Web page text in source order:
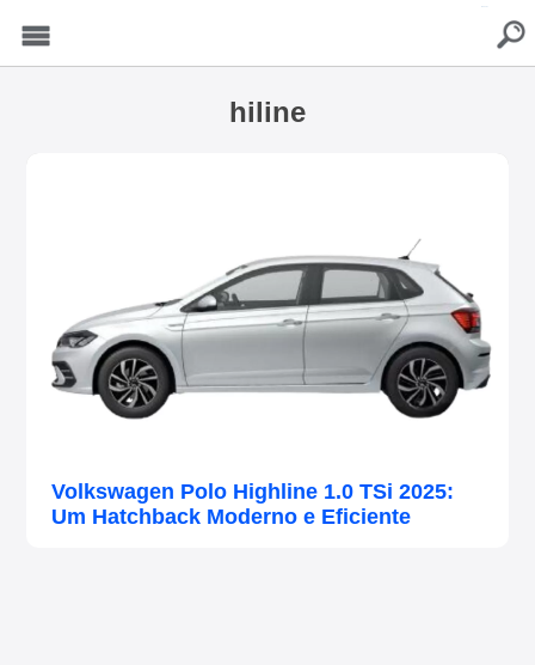
hiline
Volkswagen Polo Highline 1.0 TSi 2025:
Um Hatchback Moderno e Eficiente